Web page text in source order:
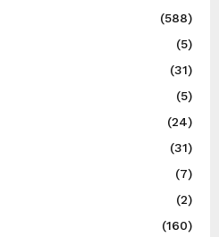
(588)
(5)
(31)
(5)
(24)
(31)
(7)
(2)
(160)